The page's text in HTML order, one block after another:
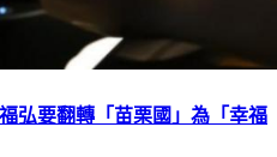
弘要翻轉「苗栗國」為「幸福